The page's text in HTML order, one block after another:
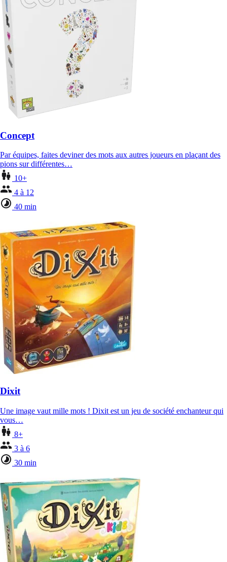
Concept
Par équipes, faites deviner des mots aux autres joueurs en plaçant des
pions sur différentes…
10+
4 à 12
40 min
Dixit
Une image vaut mille mots ! Dixit est un jeu de société enchanteur qui
vous…
8+
3 à 6
30 min